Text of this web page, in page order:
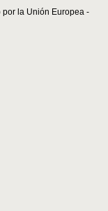
la Unión Europea -